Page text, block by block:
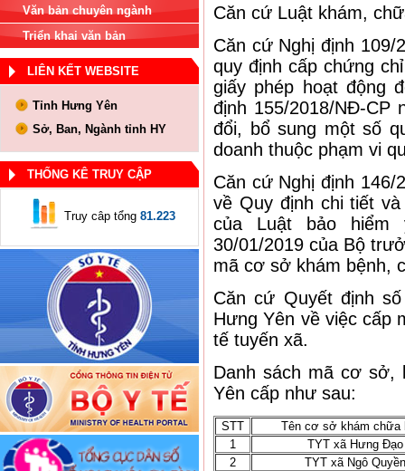
Văn bản chuyên ngành
Triển khai văn bản
LIÊN KẾT WEBSITE
Tỉnh Hưng Yên
Sở, Ban, Ngành tỉnh HY
THỐNG KÊ TRUY CẬP
Truy câp tổng 81.223
Căn cứ Luật khám,
Căn cứ Nghị định 109/
quy định cấp chứng
giấy phép hoạt động
định 155/2018/NĐ-CP
đổi, bổ sung một số
doanh thuộc phạm vi
Căn cứ Nghị định 146/
về Quy định chi tiết
của Luật bảo hiểm
30/01/2019 của Bộ
mã cơ sở khám bệnh,
Căn cứ Quyết định
Hưng Yên về việc cấp
tế tuyến xã.
Danh sách mã cơ sở,
Yên cấp như sau:
STT
Tên cơ sở khám chữa
1
TYT xã Hưng Đạo
2
TYT xã Ngô Quyền